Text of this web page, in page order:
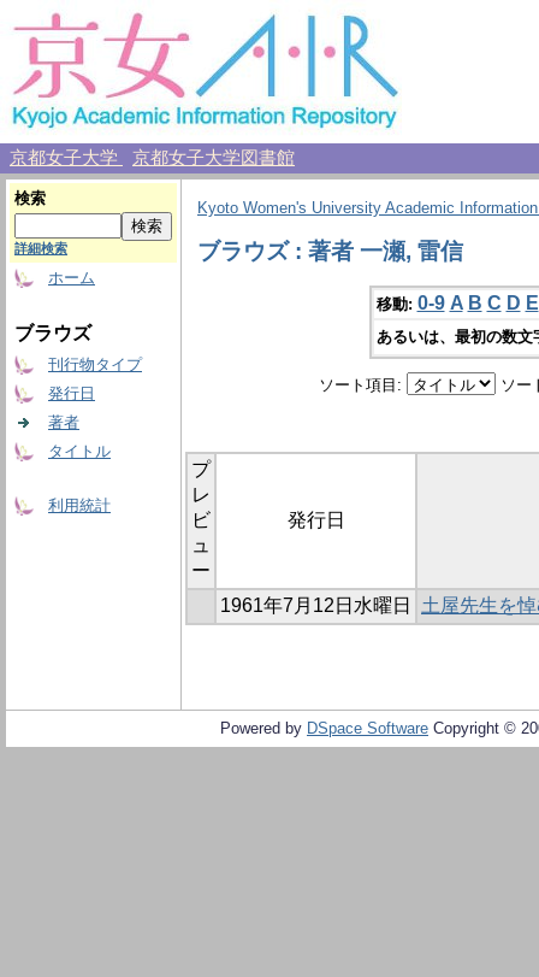
京都女子大学 京都女子大学図書館
検索
詳細検索
ホーム
ブラウズ
刊行物タイプ
発行日
著者
タイトル
利用統計
Kyoto Women's University Academic
ブラウズ : 著者 一瀬, 雷信
移動: 0-9 A B C D E
あるいは、最初の数
ソート項目: ソー
プ
レ
ビ
ュ
ー
発行日
1961年7月12日水曜日 土屋先生を
Powered by DSpace Software Copyright ©